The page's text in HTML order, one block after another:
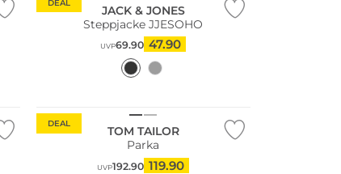
DEAL
JACK & JONES
Steppjacke JJESOHO
UVP69.90 47.90
DEAL
TOM TAILOR
Parka
UVP192.90 119.90